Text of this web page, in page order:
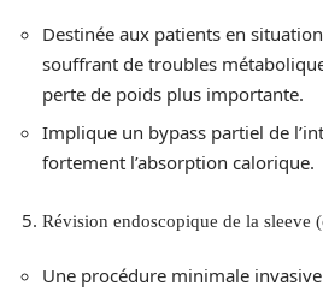
Destinée aux patients en
souffrant de troubles
perte de poids plus importante.
Implique un bypass partiel de
fortement l’absorption calorique.
Révision endoscopique de la sleeve
Une procédure minimale